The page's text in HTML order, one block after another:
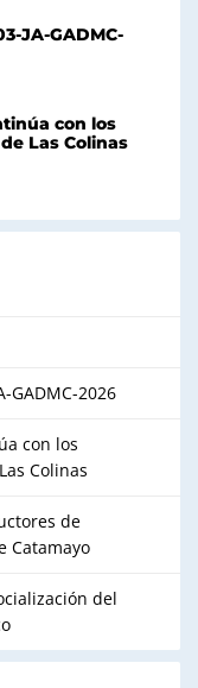
JA-GADMC-
con los
Las Colinas
GADMC-2026
con los
Colinas
de
Catamayo
del